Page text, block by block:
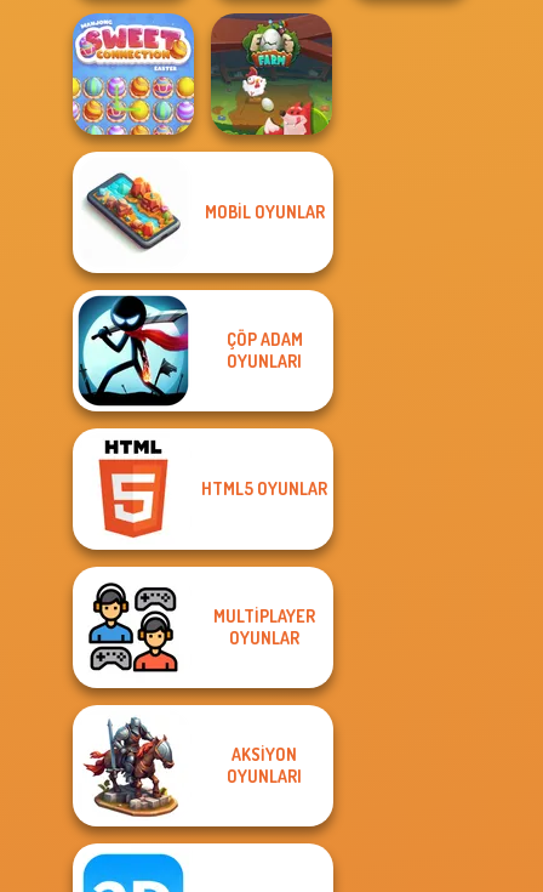
Squid Battle
Simulator
Vectaria.io
Mahjong Sweet
Easter
MOBIL OYUNLAR
ÇÖP ADAM
OYUNLARI
HTML5 OYUNLAR
MULTIPLAYER
OYUNLAR
AKSIYON
OYUNLARI